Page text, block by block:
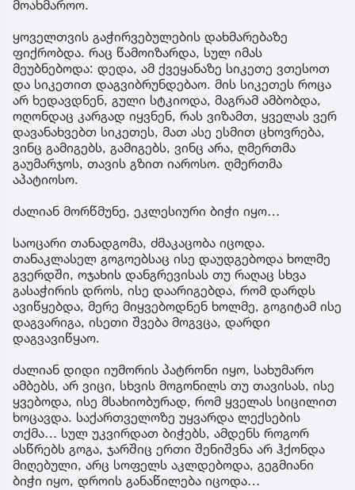
მოახმაროო.
ყოველთვის გაჭირვებულების დახმარებაზე
ფიქრობდა. რაც წამოიზარდა, სულ იმას
მეუბნებოდა: დედა, ამ ქვეყანაზე სიკეთე ვთესოთ
და სიკეთით დაგვიბრუნდებაო. მის სიკეთეს როცა
არ ხედავდნენ, გული სტკიოდა, მაგრამ ამბობდა,
ოღონდაც კარგად იყვნენ, რას ვიზამთ, ყველას ვერ
დავანახვებთ სიკეთეს, მათ ასე ესმით ცხოვრება,
ვინც გამიგებს, გამიგებს, ვინც არა, ღმერთმა
გაუმარჯოს, თავის გზით იაროსო. ღმერთმა
აპატიოსო.
ძალიან მორწმუნე, ეკლესიური ბიჭი იყო…
საოცარი თანადგომა, ძმაკაცობა იცოდა.
თანაკლასელ გოგოებსაც ისე დაუდგებოდა ხოლმე
გვერდში, ოჯახის დანგრევისას თუ რაღაც სხვა
გასაჭირის დროს, ისე დაარიგებდა, რომ დარდს
ავიწყებდა, მერე მიყვებოდნენ ხოლმე, გოგიტამ ისე
დაგვარიგა, ისეთი შვება მოგვცა, დარდი
დაგვავიწყაო.
ძალიან დიდი იუმორის პატრონი იყო, სახუმარო
ამბებს, არ ვიცი, სხვის მოგონილს თუ თავისას, ისე
ყვებოდა, ისე მსახიობურად, რომ ყველას სიცილით
ხოცავდა. საქართველოზე უყვარდა ლექსების
თქმა… სულ უკვირდათ ბიჭებს, ამდენს როგორ
ასწრებს გოგა, ჯარშიც ერთი შენიშვნა არ ჰქონდა
მიღებული, არც სოფელს აკლდებოდა, გეგმიანი
ბიჭი იყო, დროის განაწილება იცოდა…